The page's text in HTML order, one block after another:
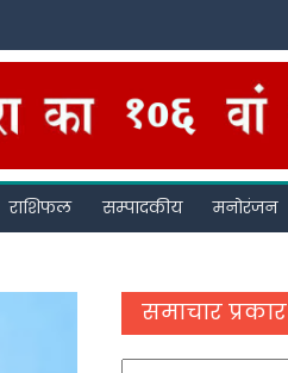
राशिफल सम्पादकीय मनोरंजन
समाचार प्रकार